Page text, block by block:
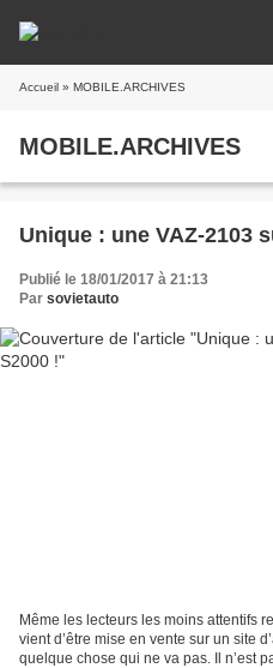
Accueil » MOBILE.ARCHIVES
MOBILE.ARCHIVES
Unique : une VAZ-2103
Publié le 18/01/2017 à 21:13
Par sovietauto
Même les lecteurs les moins attentifs
vient d’être mise en vente sur un site
quelque chose qui ne va pas. Il n’est